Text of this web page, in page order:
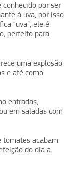
conhecido por ser
à uva, por isso
“uva”, ele é
perfeito para
uma explosão
e até como
entradas,
em saladas com
tomates acabam
do dia a